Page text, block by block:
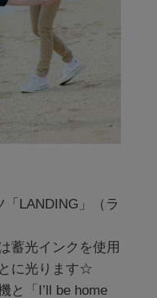
LANDING」（ラ
蓄光インクを使用
に光ります☆
と「I’ll be home